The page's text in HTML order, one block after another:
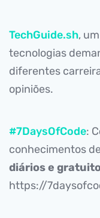
TechGuide.sh,
tecnologias
diferentes
opiniões.
#7DaysOfCode:
conhecimentos
diários e
https://